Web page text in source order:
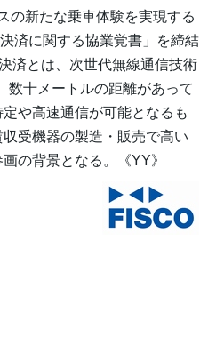
の新たな乗車体験を実現する
済に関する協業覚書」を締結
済とは、次世代無線通信技術
数十メートルの距離があって
や高速通信が可能となるも
受機器の製造・販売で高い
の背景となる。《YY》